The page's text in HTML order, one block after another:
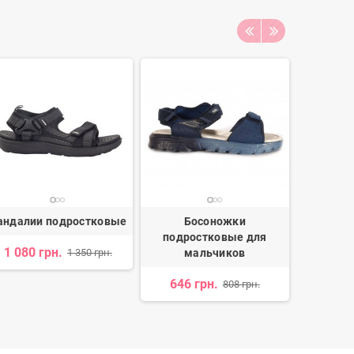
подростковые
1 080 грн. 1 350 грн.
Босоножки
подростковые для
мальчиков
646 грн. 808 грн.